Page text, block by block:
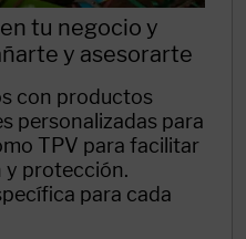
tu negocio y
y asesorarte
con productos
personalizadas para
TPV para facilitar
y protección.
para cada